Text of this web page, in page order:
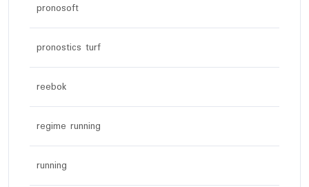
pronosoft
pronostics turf
reebok
regime running
running